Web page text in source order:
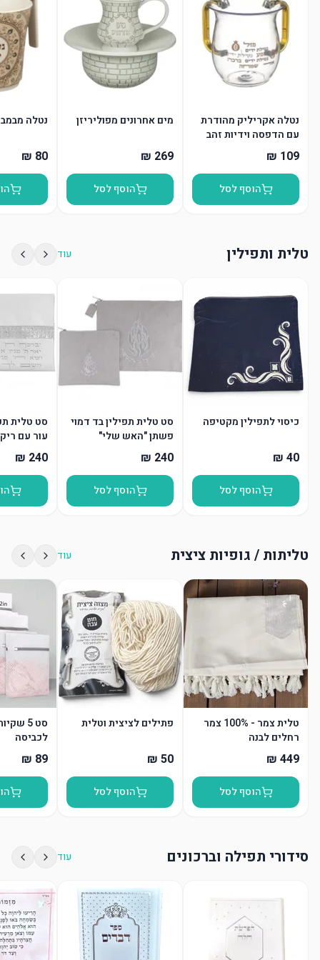
נטלה אקריליק מהודרת
עם הדפסה וידיות זהב
הוסף לסל
מים אחרונים מפוליריזן
הוסף לסל
נטלה
טלית ותפילין עוד
כיסוי לתפילין מקטיפה
הוסף לסל
סט טלית תפילין בד דמוי
פשתן "האש שלי"
הוסף לסל
סט טלית
עור עם
טליתות / גופיות ציצית עוד
טלית צמר - 100% צמר
רחלים לבנה
הוסף לסל
פתילים לציצית וטלית
הוסף לסל
סט 5
לכביסה
סידורי תפילה וברכונים עוד